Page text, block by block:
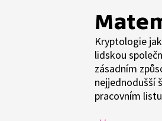
Kryptologie
lidskou
zásadním
nejjednodušší
pracovním